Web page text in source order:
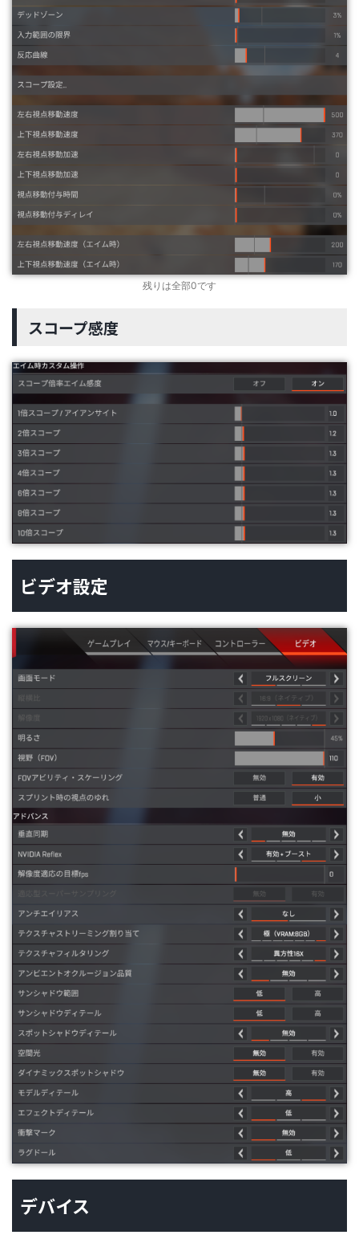
残りは全部0です
スコープ感度
ビデオ設定
デバイス